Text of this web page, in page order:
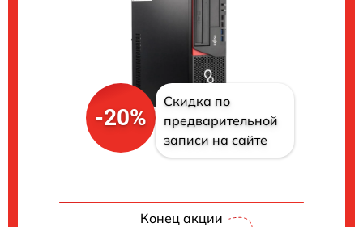
-20%
Скидка по
предварительной
записи на сайте
Конец акции